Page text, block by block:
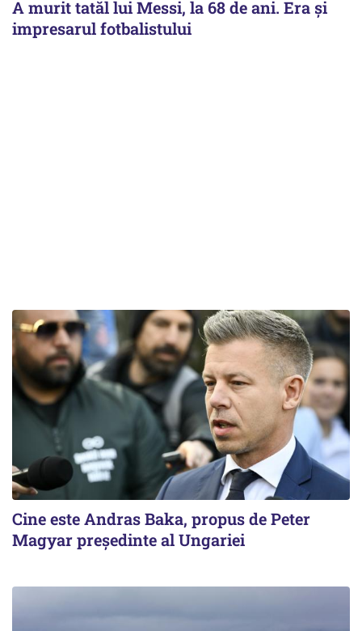
A murit tatăl lui Messi, la 68 de ani. Era și
impresarul fotbalistului
Cine este Andras Baka, propus de Peter
Magyar președinte al Ungariei